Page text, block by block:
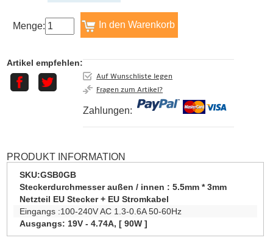
Menge:
Artikel empfehlen:
Auf Wunschliste legen
Fragen zum Artikel?
Zahlungen:
PRODUKT INFORMATION
SKU:GSB0GB
Steckerdurchmesser außen / innen :5.5mm * 3mm
Netzteil EU Stecker + EU Stromkabel
Eingangs :100-240V AC 1.3-0.6A 50-60Hz
Ausgangs: 19V - 4.74A, [ 90W ]